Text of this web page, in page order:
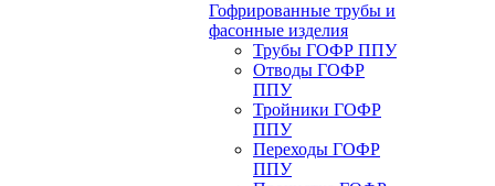
Гофрированные трубы и
фасонные изделия
Трубы ГОФР ППУ
Отводы ГОФР
ППУ
Тройники ГОФР
ППУ
Переходы ГОФР
ППУ